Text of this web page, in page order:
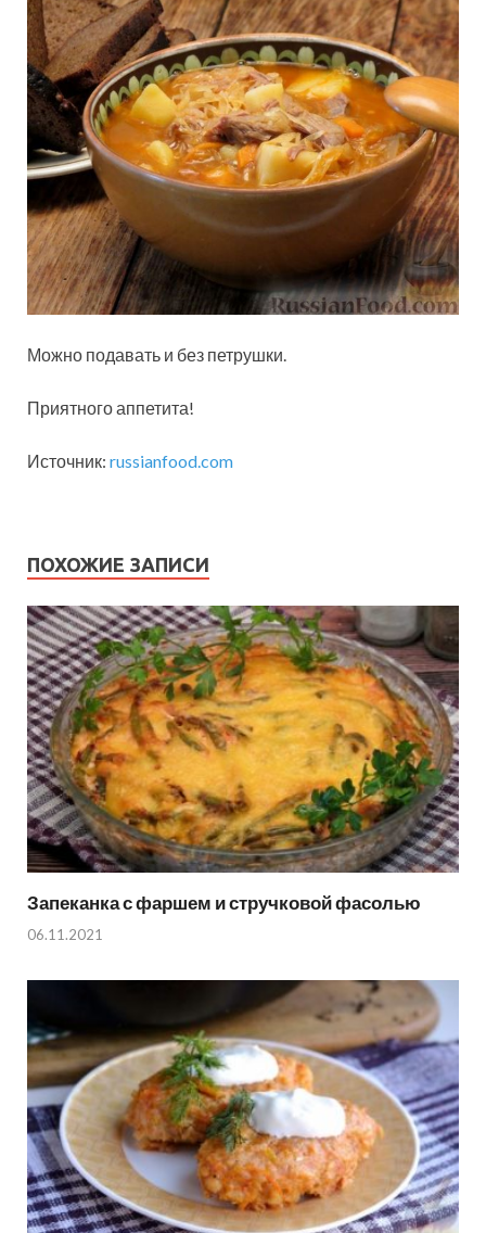
Можно подавать и без петрушки.
Приятного аппетита!
Источник: russianfood.com
ПОХОЖИЕ ЗАПИСИ
Запеканка с фаршем и стручковой фасолью
06.11.2021